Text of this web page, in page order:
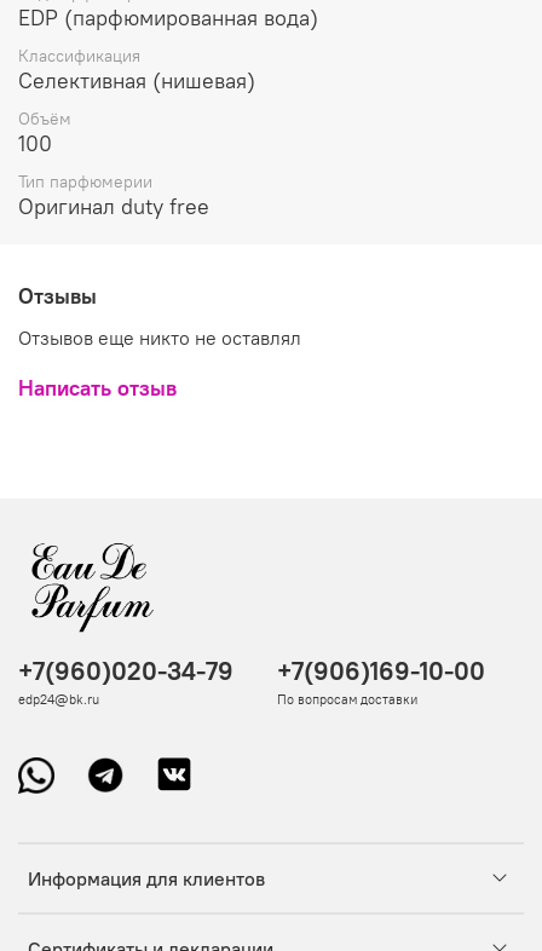
EDP (парфюмированная вода)
Классификация
Селективная (нишевая)
Объём
100
Тип парфюмерии
Оригинал duty free
Отзывы
Отзывов еще никто не оставлял
Написать отзыв
Информация для клиентов
+7(960)020-34-79
edp24@bk.ru
+7(906)169-10-00
По вопросам доставки